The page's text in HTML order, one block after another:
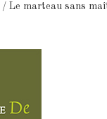
/ Le marteau sans